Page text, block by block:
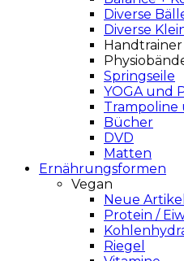
Diverse
Diverse
Springseile
YOGA und
Bücher
DVD
Matten
Ernährungsformen
Vegan
Neue Artikel
Protein /
Riegel